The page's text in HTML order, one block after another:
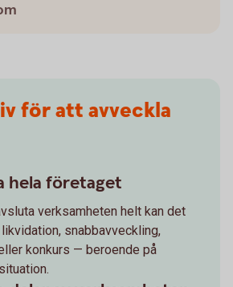
för att avveckla
hela företaget
verksamheten helt kan det
snabbavveckling,
konkurs — beroende på